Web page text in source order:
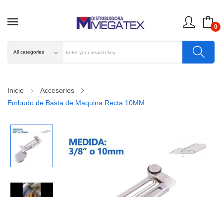
0
Inicio
Accesorios
Embudo de Basta de Maquina Recta 10MM